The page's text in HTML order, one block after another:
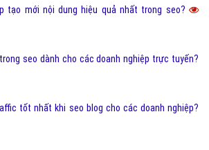
tạo mới nội dung hiệu quả nhất trong seo?
seo dành cho các doanh nghiệp trực tuyến?
tốt nhất khi seo blog cho các doanh nghiệp?